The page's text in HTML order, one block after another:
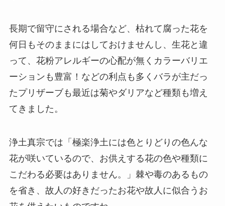
長期で留守にされる場合など、枯れて腐った花を
何日もそのままにはしておけませんし、生花と違
って、花粉アレルギーの心配が無くカラーバリエ
ーションも豊富！などの利点も多くバラが主だっ
たプリザーブも最近は菊やダリアなど種類も増え
てきました。
浄土真宗では「極楽浄土には色とりどりの色んな
花が咲いているので、お供えする花の色や種類に
こだわる必要はありません。」棘や毒のあるもの
を省き、故人の好きだったお花や故人に似合うお